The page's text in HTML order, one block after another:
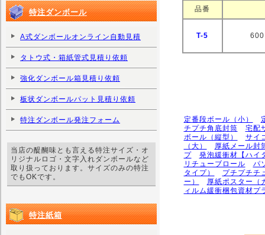
品番
T-5
定番段ボール（小）
チプチ角底封筒
宅配
ボール（縦型）
サイ
（大）
厚紙メール封
プ
発泡緩衝材【ハイ
リチューブロール
パ
タイプ）
プチプチチ
ー）
厚紙ポスター（
ィルム緩衝梱包資材プ
特注ダンボール
A式ダンボールオンライン自動見積
タトウ式・箱紙管式見積り依頼
強化ダンボール箱見積り依頼
板状ダンボールパット見積り依頼
特注ダンボール発注フォーム
当店の醍醐味とも言える特注サイズ・オ
リジナルロゴ・文字入れダンボールなど
取り扱っております。サイズのみの特注
でもOKです。
特注紙箱